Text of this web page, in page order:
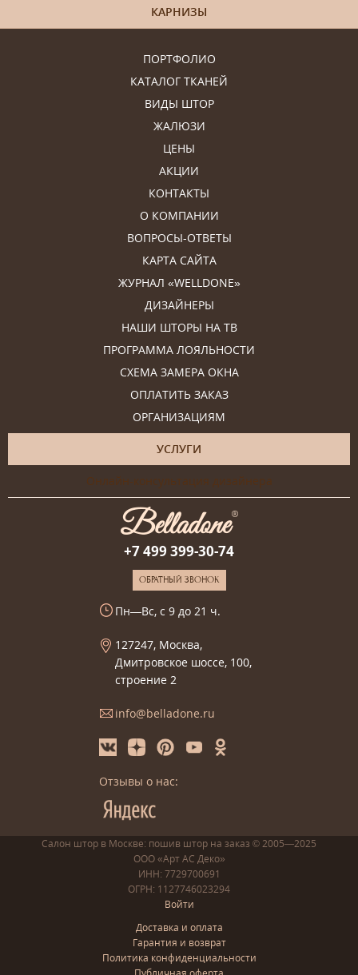
ПОРТФОЛИО
КАТАЛОГ ТКАНЕЙ
ВИДЫ ШТОР
ЖАЛЮЗИ
ЦЕНЫ
АКЦИИ
КОНТАКТЫ
О КОМПАНИИ
ВОПРОСЫ-ОТВЕТЫ
КАРТА САЙТА
ЖУРНАЛ «WELLDONE»
ДИЗАЙНЕРЫ
НАШИ ШТОРЫ НА ТВ
ПРОГРАММА ЛОЯЛЬНОСТИ
СХЕМА ЗАМЕРА ОКНА
ОПЛАТИТЬ ЗАКАЗ
ОРГАНИЗАЦИЯМ
УСЛУГИ
Онлайн-консультация дизайнера
КАРНИЗЫ
+7 499 399-30-74
ОБРАТНЫЙ ЗВОНОК
Пн—Вс, с 9 до 21 ч.
127247, Москва,
Дмитровское шоссе, 100,
строение 2
info@belladone.ru
Отзывы о нас:
Салон штор в Москве: пошив штор на заказ © 2005—2025
ООО «Арт АС Деко»
ИНН: 7729700691
ОГРН: 1127746023294
Войти
Доставка и оплата
Гарантия и возврат
Политика конфиденциальности